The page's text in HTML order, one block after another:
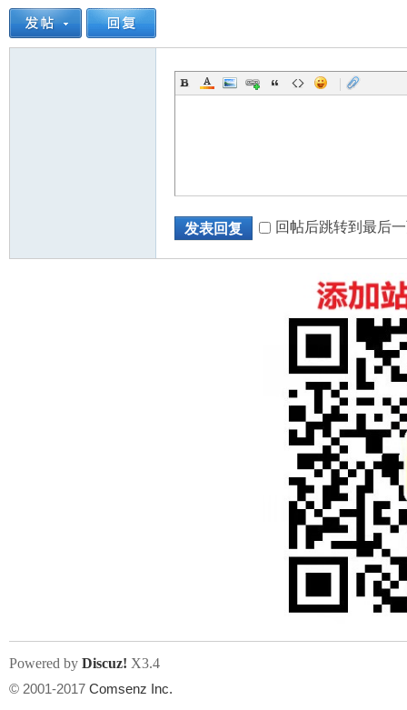
州
|
发表回复 回帖后跳转到最后
Powered by Discuz! X3.4
© 2001-2017 Comsenz Inc.